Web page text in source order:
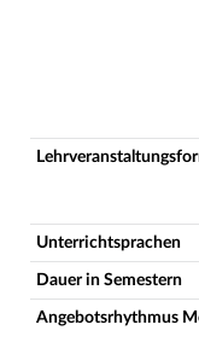
Unterrichtsprachen
Dauer in Semestern
Angebotsrhythmus